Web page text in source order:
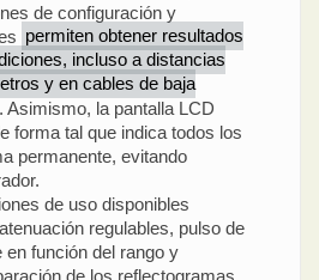
de configuración y
permiten obtener resultados
incluso a distancias
y en cables de baja
. Asimismo, la pantalla LCD
forma tal que indica todos los
permanente, evitando
de uso disponibles
regulables, pulso de
en función del rango y
de los reflectogramas